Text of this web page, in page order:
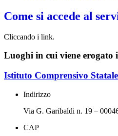
Come si accede al
Cliccando i link.
Luoghi in cui viene erogato
Istituto Comprensivo
Indirizzo
Via G. Garibaldi n. 19 –
CAP